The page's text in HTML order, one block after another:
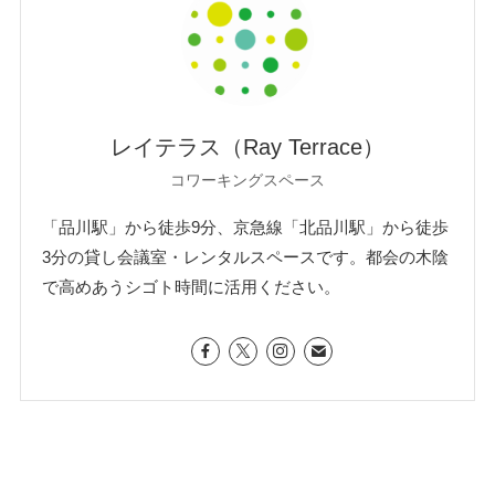
レイテラス（Ray Terrace）
コワーキングスペース
「品川駅」から徒歩9分、京急線「北品川駅」から徒歩
3分の貸し会議室・レンタルスペースです。都会の木陰
で高めあうシゴト時間に活用ください。